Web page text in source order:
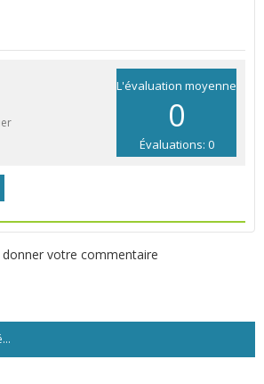
L'évaluation moyenne
0
Évaluations: 0
votre commentaire